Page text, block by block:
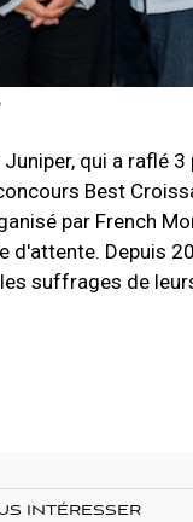
Juniper, qui a raflé
Best
par French
d'attente. Depuis
suffrages de
INTÉRESSER